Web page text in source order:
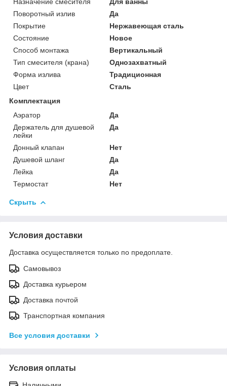
Поворотный излив
Да
Покрытие
Нержавеющая сталь
Состояние
Новое
Способ монтажа
Вертикальный
Тип смесителя (крана)
Однозахватный
Форма излива
Традиционная
Цвет
Сталь
Комплектация
Аэратор
Да
Держатель для душевой
лейки
Да
Донный клапан
Нет
Душевой шланг
Да
Лейка
Да
Термостат
Нет
Скрыть
Условия доставки
Доставка осуществляется только по предоплате.
Самовывоз
Доставка курьером
Доставка почтой
Транспортная компания
Все условия доставки
Условия оплаты